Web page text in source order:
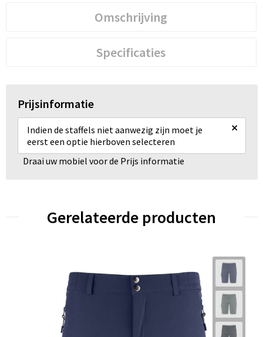
Omschrijving
Specificaties
Prijsinformatie
Indien de staffels niet aanwezig zijn moet je
eerst een optie hierboven selecteren
×
Draai uw mobiel voor de Prijs informatie
Gerelateerde producten